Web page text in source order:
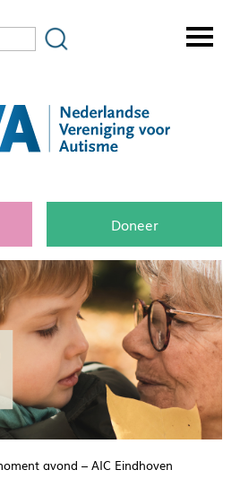
Doneer
avond – AIC Eindhoven